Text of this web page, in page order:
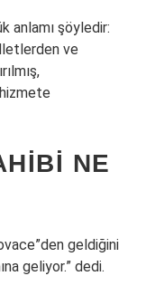
anlamı şöyledir:
ve
NE
geldiğini
geliyor.” dedi.